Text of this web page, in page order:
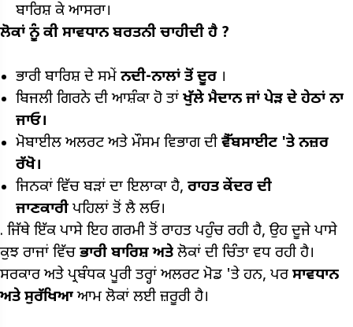
ਬਾਰਿਸ਼ ਕੇ ਆਸਰਾ।
ਲੋਕਾਂ ਨੂੰ ਕੀ ਸਾਵਧਾਨ ਬਰਤਨੀ ਚਾਹੀਦੀ ਹੈ ?
ਭਾਰੀ ਬਾਰਿਸ਼ ਦੇ ਸਮੇਂ ਨਦੀ-ਨਾਲਾਂ ਤੋਂ ਦੂਰ ।
ਬਿਜਲੀ ਗਿਰਨੇ ਦੀ ਆਸ਼ੰਕਾ ਹੋ ਤਾਂ ਖੁੱਲੇ ਮੈਦਾਨ ਜਾਂ ਪੇੜ ਦੇ ਹੇਠਾਂ ਨਾ
ਜਾਓ।
ਮੋਬਾਈਲ ਅਲਰਟ ਅਤੇ ਮੌਸਮ ਵਿਭਾਗ ਦੀ ਵੈੱਬਸਾਈਟ 'ਤੇ ਨਜ਼ਰ
ਰੱਖੋ।
ਜਿਨਕਾਂ ਵਿੱਚ ਬੜਾਂ ਦਾ ਇਲਾਕਾ ਹੈ, ਰਾਹਤ ਕੇਂਦਰ ਦੀ
ਜਾਣਕਾਰੀ ਪਹਿਲਾਂ ਤੋਂ ਲੈ ਲਓ।
. ਜਿੱਥੇ ਇੱਕ ਪਾਸੇ ਇਹ ਗਰਮੀ ਤੋਂ ਰਾਹਤ ਪਹੁੰਚ ਰਹੀ ਹੈ, ਉਹ ਦੂਜੇ ਪਾਸੇ
ਕੁਝ ਰਾਜਾਂ ਵਿੱਚ ਭਾਰੀ ਬਾਰਿਸ਼ ਅਤੇ ਲੋਕਾਂ ਦੀ ਚਿੰਤਾ ਵਧ ਰਹੀ ਹੈ।
ਸਰਕਾਰ ਅਤੇ ਪ੍ਰਬੰਧਕ ਪੂਰੀ ਤਰ੍ਹਾਂ ਅਲਰਟ ਮੋਡ 'ਤੇ ਹਨ, ਪਰ ਸਾਵਧਾਨ
ਅਤੇ ਸੁਰੱਖਿਆਆਮ ਲੋਕਾਂ ਲਈ ਜ਼ਰੂਰੀ ਹੈ।